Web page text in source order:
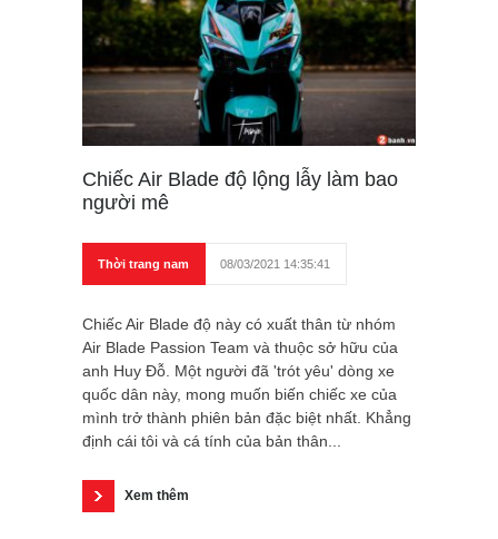
Chiếc Air Blade độ lộng lẫy làm bao
người mê
Thời trang nam 08/03/2021 14:35:41
Chiếc Air Blade độ này có xuất thân từ nhóm
Air Blade Passion Team và thuộc sở hữu của
anh Huy Đỗ. Một người đã 'trót yêu' dòng xe
quốc dân này, mong muốn biến chiếc xe của
mình trở thành phiên bản đặc biệt nhất. Khẳng
định cái tôi và cá tính của bản thân...
Xem thêm